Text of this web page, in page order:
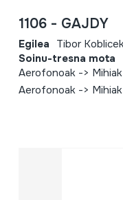
1106 - GAJDY
Egilea Tibor
Soinu-tresna mota
Aerofonoak ->
Aerofonoak ->